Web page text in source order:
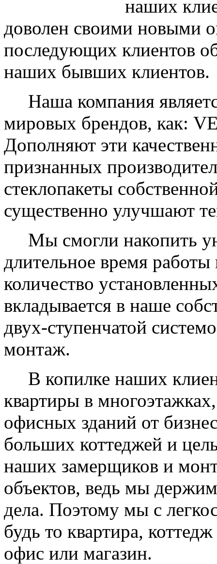
наших
доволен своими новыми
последующих клиентов
наших бывших клиентов.
Наша компания
мировых брендов, как:
Дополняют эти
признанных
стеклопакеты
существенно улучшают
Мы смогли накопить
длительное время
количество
вкладывается в наше
двух-ступенчатой
монтаж.
В копилке наших
квартиры в
офисных зданий от
больших коттеджей и
наших замерщиков и
объектов, ведь мы
дела. Поэтому мы с
будь то квартира,
офис или магазин.